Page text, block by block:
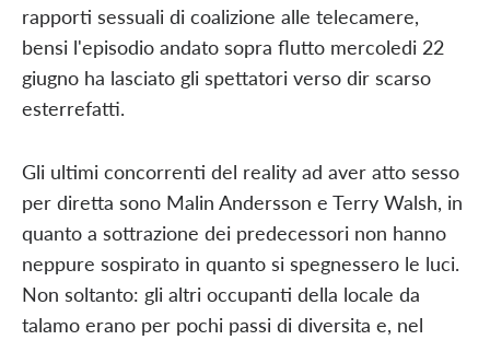
rapporti sessuali di coalizione alle telecamere,
bensi l'episodio andato sopra flutto mercoledi 22
giugno ha lasciato gli spettatori verso dir scarso
esterrefatti.
Gli ultimi concorrenti del reality ad aver atto sesso
per diretta sono Malin Andersson e Terry Walsh, in
quanto a sottrazione dei predecessori non hanno
neppure sospirato in quanto si spegnessero le luci.
Non soltanto: gli altri occupanti della locale da
talamo erano per pochi passi di diversita e, nel